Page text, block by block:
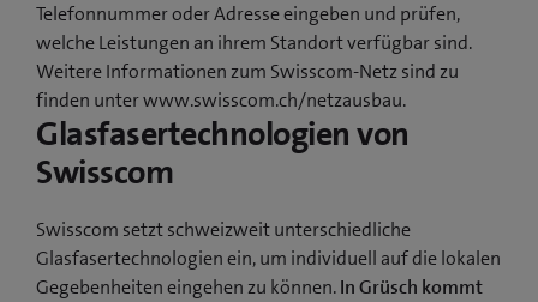
Telefonnummer oder Adresse eingeben und prüfen,
welche Leistungen an ihrem Standort verfügbar sind.
Weitere Informationen zum Swisscom-Netz sind zu
finden unter www.swisscom.ch/netzausbau.
Glasfasertechnologien von
Swisscom
Swisscom setzt schweizweit unterschiedliche
Glasfasertechnologien ein, um individuell auf die lokalen
Gegebenheiten eingehen zu können.In Grüsch kommt